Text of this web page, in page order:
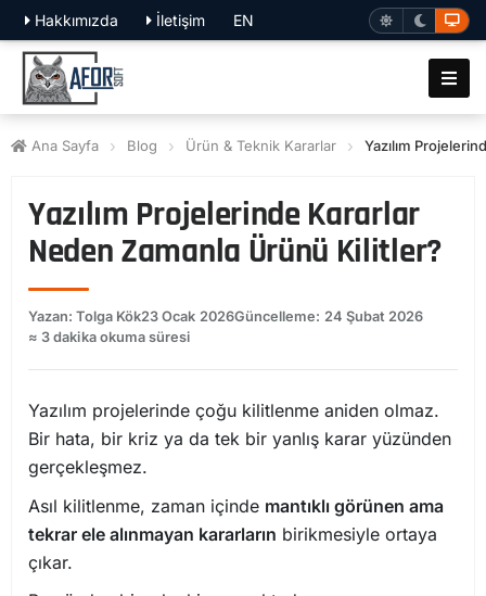
Hakkımızda İletişim EN
Ana Sayfa Blog Ürün & Teknik Kararlar Yazılım
Yazılım Projelerinde Kararlar
Neden Zamanla Ürünü Kilitler?
Yazan: Tolga Kök23 Ocak 2026Güncelleme: 24 Şubat 2026
≈ 3 dakika okuma süresi
Yazılım projelerinde çoğu kilitlenme aniden olmaz.
Bir hata, bir kriz ya da tek bir yanlış karar yüzünden
gerçekleşmez.
Asıl kilitlenme, zaman içinde mantıklı görünen ama
tekrar ele alınmayan kararların birikmesiyle ortaya
çıkar.